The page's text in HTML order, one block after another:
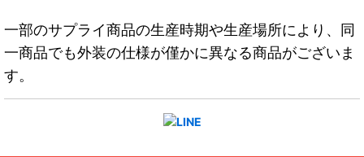
一部のサプライ商品の生産時期や生産場所により、同
一商品でも外装の仕様が僅かに異なる商品がございま
す。